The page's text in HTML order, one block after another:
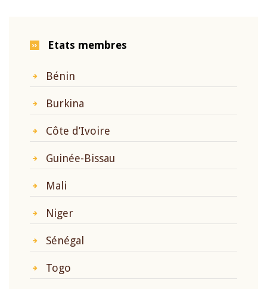
Etats membres
Bénin
Burkina
Côte d’Ivoire
Guinée-Bissau
Mali
Niger
Sénégal
Togo